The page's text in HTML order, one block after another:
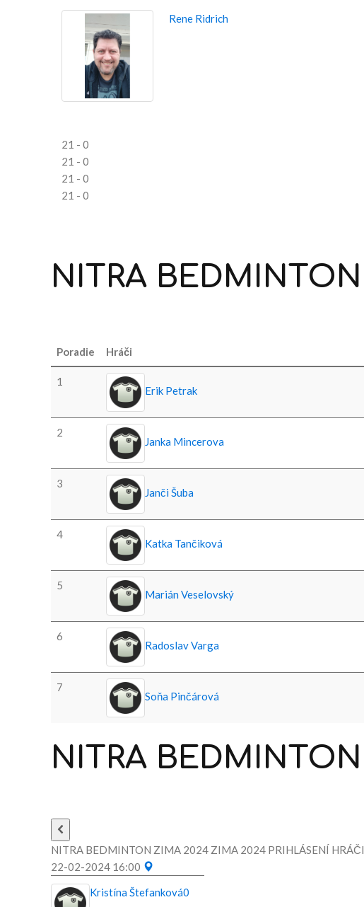
Rene Ridrich
21 - 0
21 - 0
21 - 0
21 - 0
NITRA BEDMINTON
Poradie Hráči
1
Erik Petrak
2
Janka Mincerova
3
Janči Šuba
4
Katka Tančiková
5
Marián Veselovský
6
Radoslav Varga
7
Soňa Pinčárová
NITRA BEDMINTON
NITRA BEDMINTON ZIMA 2024 ZIMA 2024 PRIHLÁSENÍ HRÁČI
22-02-2024 16:00
Kristína Štefanková0